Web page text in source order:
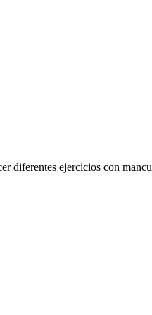
diferentes ejercicios con